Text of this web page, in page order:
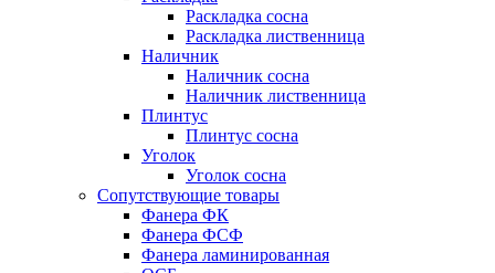
Раскладка сосна
Раскладка лиственница
Наличник
Наличник сосна
Наличник лиственница
Плинтус
Плинтус сосна
Уголок
Уголок сосна
Сопутствующие товары
Фанера ФК
Фанера ФСФ
Фанера ламинированная